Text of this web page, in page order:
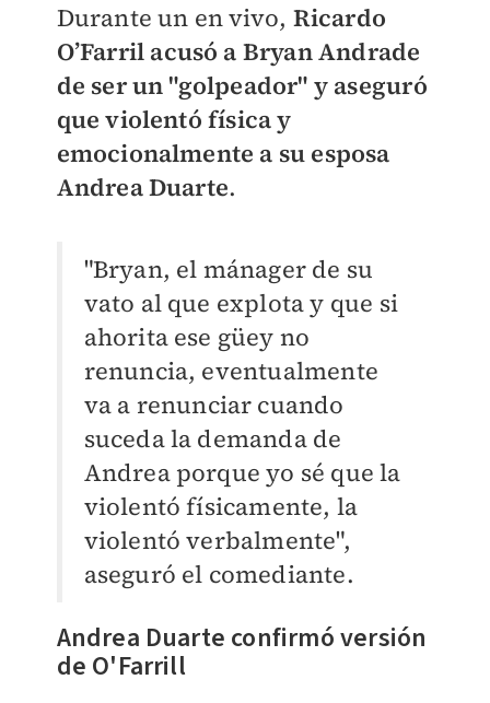
Durante un en vivo, Ricardo
O’Farril acusó a Bryan Andrade
de ser un "golpeador" y aseguró
que violentó física y
emocionalmente a su esposa
Andrea Duarte.
"Bryan, el mánager de su
vato al que explota y que si
ahorita ese güey no
renuncia, eventualmente
va a renunciar cuando
suceda la demanda de
Andrea porque yo sé que la
violentó físicamente, la
violentó verbalmente",
aseguró el comediante.
Andrea Duarte confirmó versión
de O'Farrill